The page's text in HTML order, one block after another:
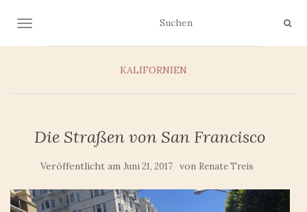
NAVIGATION UMSCHALTEN
KALIFORNIEN
Die Straßen von San Francisco
Veröffentlicht am Juni 21, 2017 von Renate Treis